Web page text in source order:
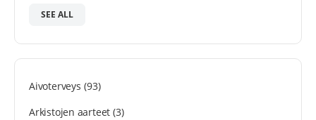
SEE ALL
Aivoterveys (93)
Arkistojen aarteet (3)